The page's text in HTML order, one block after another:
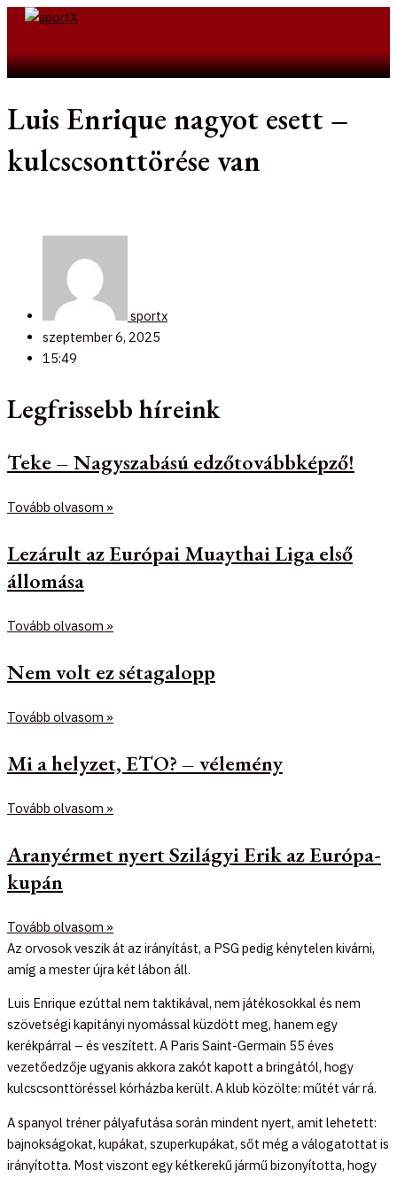
Skip
Luis Enrique nagyot esett –
kulcscsonttörése van
sportx
szeptember 6, 2025
15:49
Legfrissebb híreink
Teke – Nagyszabású edzőtovábbképző!
Tovább olvasom »
Lezárult az Európai Muaythai Liga első
állomása
Tovább olvasom »
Nem volt ez sétagalopp
Tovább olvasom »
Mi a helyzet, ETO? – vélemény
Tovább olvasom »
Aranyérmet nyert Szilágyi Erik az Európa-
kupán
Tovább olvasom »
Az orvosok veszik át az irányítást, a PSG pedig kénytelen kivárni,
amíg a mester újra két lábon áll.
Luis Enrique ezúttal nem taktikával, nem játékosokkal és nem
szövetségi kapitányi nyomással küzdött meg, hanem egy
kerékpárral – és veszített. A Paris Saint-Germain 55 éves
vezetőedzője ugyanis akkora zakót kapott a bringától, hogy
kulcscsonttöréssel kórházba került. A klub közölte: műtét vár rá.
A spanyol tréner pályafutása során mindent nyert, amit lehetett:
bajnokságokat, kupákat, szuperkupákat, sőt még a válogatottat is
irányította. Most viszont egy kétkerekű jármű bizonyította, hogy